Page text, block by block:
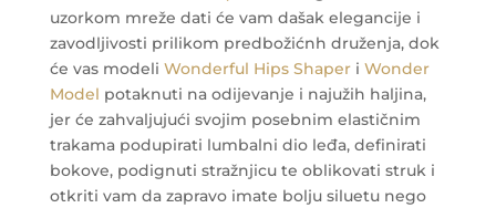
uzorkom mreže dati će vam dašak elegancije i
zavodljivosti prilikom predbožićnh druženja, dok
će vas modeli Wonderful Hips Shaperi Wonder
Model potaknuti na odijevanje i najužih haljina,
jer će zahvaljujući svojim posebnim elastičnim
trakama podupirati lumbalni dio leđa, definirati
bokove, podignuti stražnjicu te oblikovati struk i
otkriti vam da zapravo imate bolju siluetu nego